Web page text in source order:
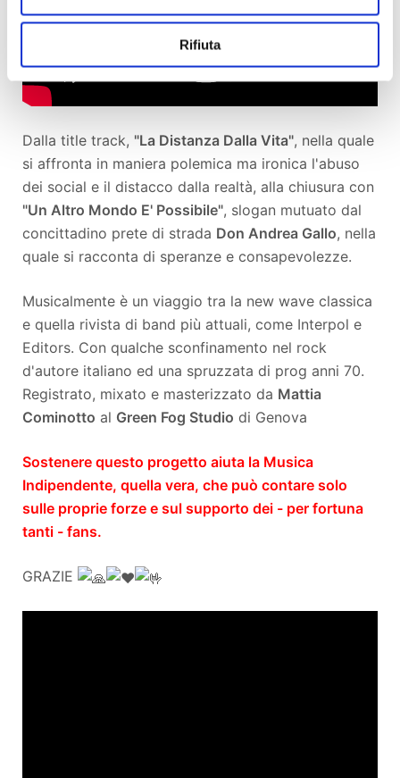
Rifiuta
Dalla title track, "La Distanza Dalla Vita", nella quale
si affronta in maniera polemica ma ironica l'abuso
dei social e il distacco dalla realtà, alla chiusura con
"Un Altro Mondo E' Possibile", slogan mutuato dal
concittadino prete di strada Don Andrea Gallo, nella
quale si racconta di speranze e consapevolezze.
Musicalmente è un viaggio tra la new wave classica
e quella rivista di band più attuali, come Interpol e
Editors. Con qualche sconfinamento nel rock
d'autore italiano ed una spruzzata di prog anni 70.
Registrato, mixato e masterizzato da Mattia
Cominotto al Green Fog Studio di Genova
Sostenere questo progetto aiuta la Musica
Indipendente, quella vera, che può contare solo
sulle proprie forze e sul supporto dei - per fortuna
tanti - fans.
GRAZIE